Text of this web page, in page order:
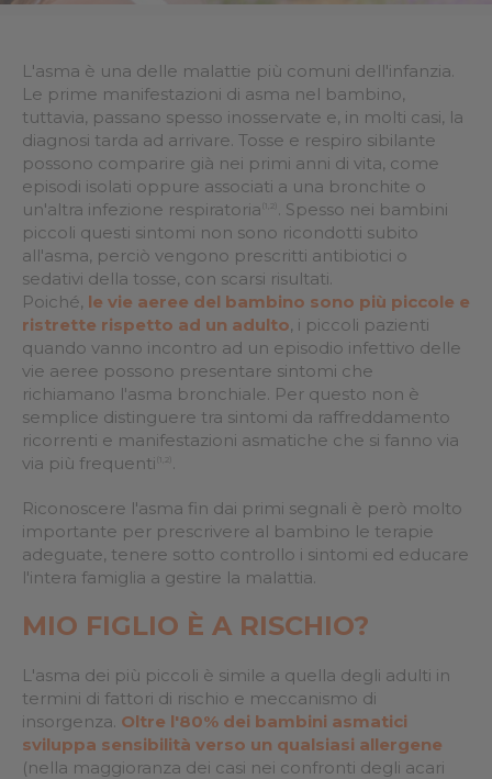
L'asma è una delle malattie più comuni dell'infanzia.
Le prime manifestazioni di asma nel bambino,
tuttavia, passano spesso inosservate e, in molti casi, la
diagnosi tarda ad arrivare. Tosse e respiro sibilante
possono comparire già nei primi anni di vita, come
episodi isolati oppure associati a una bronchite o
un'altra infezione respiratoria (1,2)
. Spesso nei bambini
piccoli questi sintomi non sono ricondotti subito
all'asma, perciò vengono prescritti antibiotici o
sedativi della tosse, con scarsi risultati.
Poiché, le vie aeree del bambino sono più piccole e
ristrette rispetto ad un adulto, i piccoli pazienti
quando vanno incontro ad un episodio infettivo delle
vie aeree possono presentare sintomi che
richiamano l'asma bronchiale. Per questo non è
semplice distinguere tra sintomi da raffreddamento
ricorrenti e manifestazioni asmatiche che si fanno via
via più frequenti (1,2) .
Riconoscere l'asma fin dai primi segnali è però molto
importante per prescrivere al bambino le terapie
adeguate, tenere sotto controllo i sintomi ed educare
l'intera famiglia a gestire la malattia.
MIO FIGLIO È A RISCHIO?
L'asma dei più piccoli è simile a quella degli adulti in
termini di fattori di rischio e meccanismo di
insorgenza. Oltre l'80% dei bambini asmatici
sviluppa sensibilità verso un qualsiasi allergene
(nella maggioranza dei casi nei confronti degli acari